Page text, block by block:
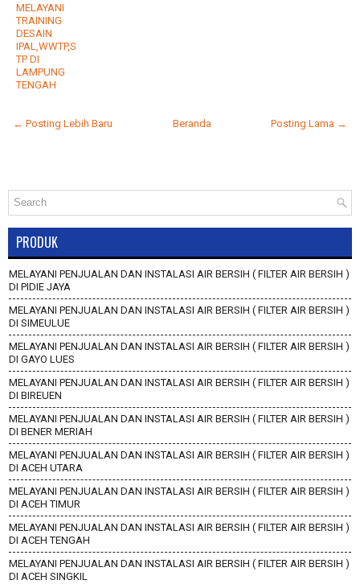
MELAYANI
TRAINING
DESAIN
IPAL,WWTP,S
TP DI
LAMPUNG
TENGAH
← Posting Lebih Baru Posting Lama →
Beranda
PRODUK
MELAYANI PENJUALAN DAN INSTALASI AIR BERSIH ( FILTER AIR BERSIH )
DI PIDIE JAYA
MELAYANI PENJUALAN DAN INSTALASI AIR BERSIH ( FILTER AIR BERSIH )
DI SIMEULUE
MELAYANI PENJUALAN DAN INSTALASI AIR BERSIH ( FILTER AIR BERSIH )
DI GAYO LUES
MELAYANI PENJUALAN DAN INSTALASI AIR BERSIH ( FILTER AIR BERSIH )
DI BIREUEN
MELAYANI PENJUALAN DAN INSTALASI AIR BERSIH ( FILTER AIR BERSIH )
DI BENER MERIAH
MELAYANI PENJUALAN DAN INSTALASI AIR BERSIH ( FILTER AIR BERSIH )
DI ACEH UTARA
MELAYANI PENJUALAN DAN INSTALASI AIR BERSIH ( FILTER AIR BERSIH )
DI ACEH TIMUR
MELAYANI PENJUALAN DAN INSTALASI AIR BERSIH ( FILTER AIR BERSIH )
DI ACEH TENGAH
MELAYANI PENJUALAN DAN INSTALASI AIR BERSIH ( FILTER AIR BERSIH )
DI ACEH SINGKIL